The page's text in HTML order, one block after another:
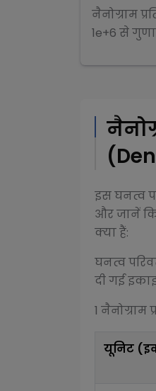
नैनोग्राम
1e+6 सेगुणा
इसघनत्व
और जानें
क्या हैं:
घनत्व
दी गई
1 नैनोग्राम
यूनिट